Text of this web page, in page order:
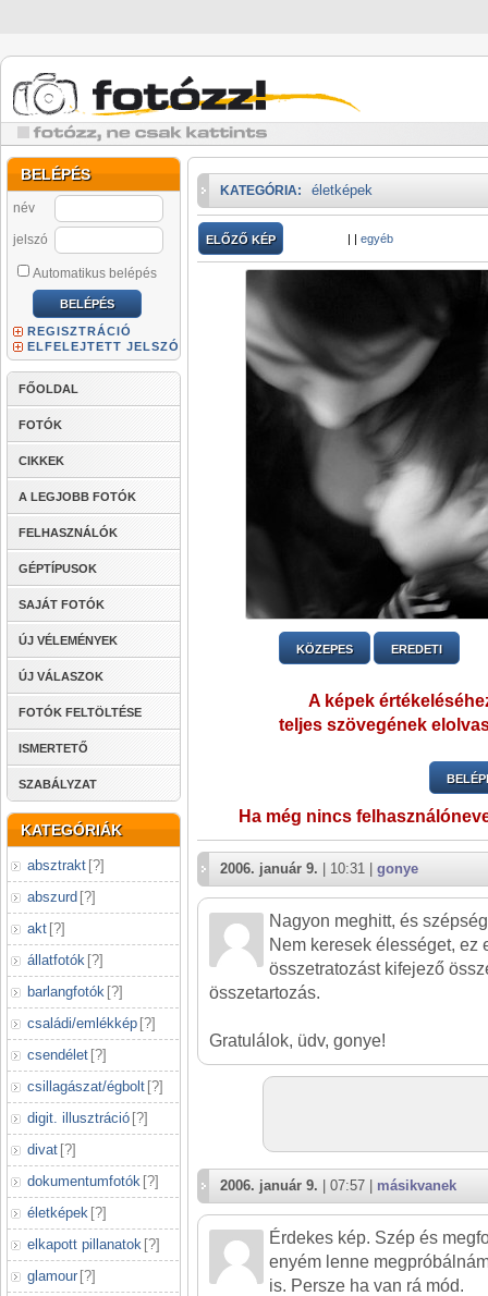
BELÉPÉS
név
jelszó
Automatikus belépés
REGISZTRÁCIÓ
ELFELEJTETT JELSZÓ
FŐOLDAL
FOTÓK
CIKKEK
A LEGJOBB FOTÓK
FELHASZNÁLÓK
GÉPTÍPUSOK
SAJÁT FOTÓK
ÚJ VÉLEMÉNYEK
ÚJ VÁLASZOK
FOTÓK FELTÖLTÉSE
ISMERTETŐ
SZABÁLYZAT
KATEGÓRIÁK
absztrakt [?]
abszurd [?]
akt [?]
állatfotók [?]
barlangfotók [?]
családi/emlékkép [?]
csendélet [?]
csillagászat/égbolt [?]
digit. illusztráció [?]
divat [?]
dokumentumfotók [?]
életképek [?]
elkapott pillanatok [?]
glamour [?]
KATEGÓRIA: életképek
ELŐZŐ KÉP | | egyéb
KÖZEPES EREDETI
A képek
teljes szövegének
Ha még nincs
2006. január 9. | 10:31 | gonye
Nagyon meghitt, és
Nem keresek élességet, ez
összetratozást kifejező
összetartozás.
Gratulálok, üdv, gonye!
2006. január 9. | 07:57 | másikvanek
Érdekes kép. Szép és
enyém lenne
is. Persze ha van rá mód.